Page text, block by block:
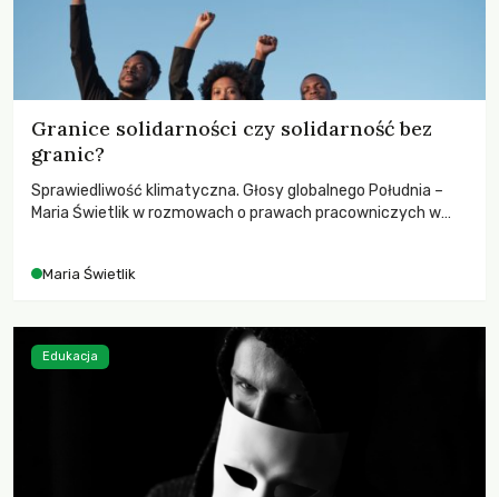
Granice solidarności czy solidarność bez
granic?
Sprawiedliwość klimatyczna. Głosy globalnego Południa –
Maria Świetlik w rozmowach o prawach pracowniczych w
Maria Świetlik
Edukacja